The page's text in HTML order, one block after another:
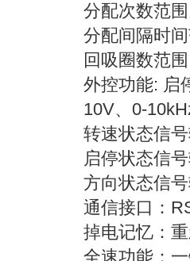
分配次数范
分配间隔时
回吸圈数范
外控功能: 启
10V、0-
转速状态信
启停状态信
方向状态信
通信接口：
掉电记忆：
全速功能：